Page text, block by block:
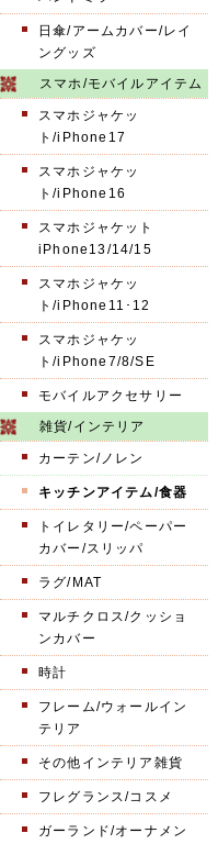
日傘/アームカバー/レイ
ングッズ
スマホ/モバイルアイテム
スマホジャケッ
ト/iPhone17
スマホジャケッ
ト/iPhone16
スマホジャケット
iPhone13/14/15
スマホジャケッ
ト/iPhone11･12
スマホジャケッ
ト/iPhone7/8/SE
モバイルアクセサリー
雑貨/インテリア
カーテン/ノレン
キッチンアイテム/食器
トイレタリー/ペーパー
カバー/スリッパ
ラグ/MAT
マルチクロス/クッショ
ンカバー
時計
フレーム/ウォールイン
テリア
その他インテリア雑貨
フレグランス/コスメ
ガーランド/オーナメン